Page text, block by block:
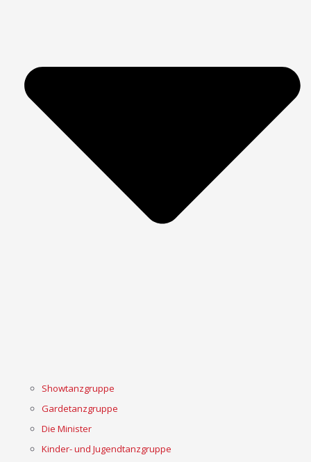
Showtanzgruppe
Gardetanzgruppe
Die Minister
Kinder- und Jugendtanzgruppe